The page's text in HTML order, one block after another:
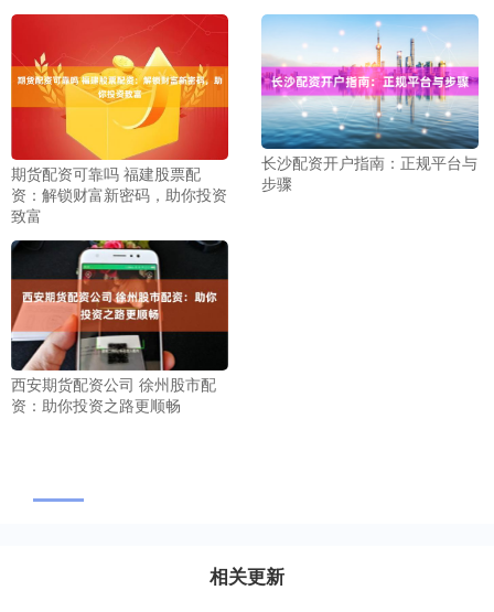
期货配资可靠吗 福建股票配
资：解锁财富新密码，助你投资
致富
长沙配资开户指南：正规平台与
步骤
西安期货配资公司 徐州股市配
资：助你投资之路更顺畅
相关更新